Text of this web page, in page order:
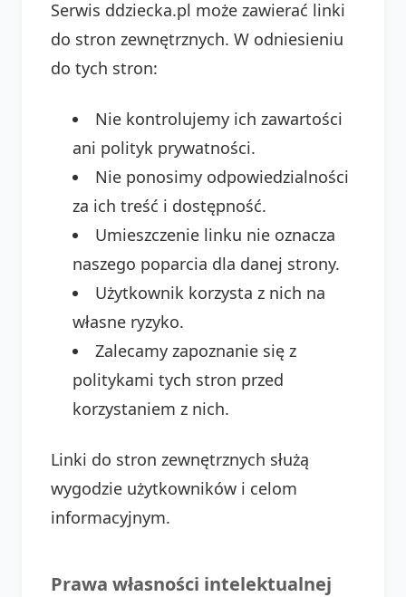
Serwis ddziecka.pl może zawierać linki
do stron zewnętrznych. W odniesieniu
do tych stron:
Nie kontrolujemy ich zawartości
ani polityk prywatności.
Nie ponosimy odpowiedzialności
za ich treść i dostępność.
Umieszczenie linku nie oznacza
naszego poparcia dla danej strony.
Użytkownik korzysta z nich na
własne ryzyko.
Zalecamy zapoznanie się z
politykami tych stron przed
korzystaniem z nich.
Linki do stron zewnętrznych służą
wygodzie użytkowników i celom
informacyjnym.
Prawa własności intelektualnej